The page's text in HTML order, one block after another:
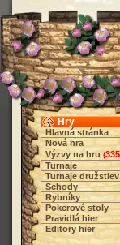
Hry
Hlavná stránka
Nová hra
Výzvy na hru (335
Turnaje
Turnaje družstiev
Schody
Rybníky
Pokerové stoly
Pravidlá hier
Editory hier